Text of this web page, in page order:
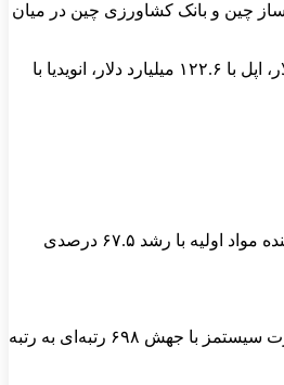
ساز چین و بانک کشاورزی چین در میان
در فهرست سودآورترین شرکت‌ها نیز الفبا با ۱۶۰.۲ میلیارد دلار سود در جایگاهی بالاتر از بسیاری از غول‌ها قرار گرفته است. پس از آن، مایکروسافت با ۱۲۵.۲ میلیارد دلار، اپل با ۱۲۲.۶ میلیارد دلار، انویدیا با
اثر رونق هوش مصنوعی فقط به شرکت‌های فناوری محدود نمانده و به بخش‌های مواد اولیه، معدن و ساخت‌وساز نیز سرایت کرده است. ارزش بازار شرکت‌های تولیدکننده مواد اولیه با رشد ۶۷.۵ درصدی
بخش ساخت‌وساز جهانی نیز از تقاضای فزاینده برای ساخت و خنک‌سازی مراکز داده سود برده است. سود این بخش ۴۶.۴ درصد افزایش یافته و شرکت آمریکایی کامفورت سیستمز با جهش ۶۹۸ رتبه‌ای به رتبه